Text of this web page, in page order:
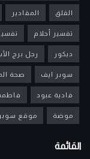
القلق المقادير
تفسير أحلام
ديكور رجل برج
سوبر ايف صحة
فادية عبود
موضة موقع
القائمة